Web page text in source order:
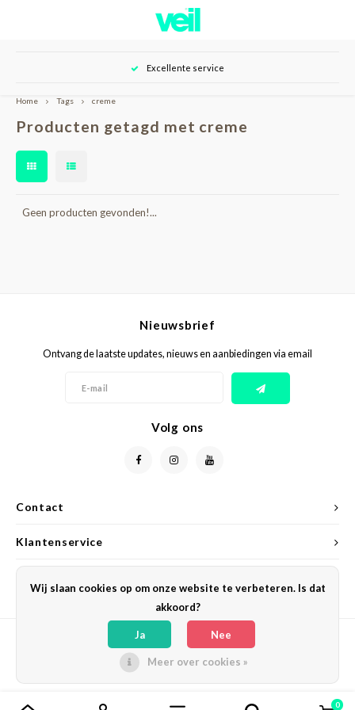
Hoofdmenu / shop
Nieuwe klant
Huid camouflage
Huidverzorging
Hoofdmenu / over veil
Onze klanten
Tutorials
Resultaten
0
Excellente service
Home Tags creme
Producten getagd met creme
Geen producten gevonden!...
Contact
Nieuwsbrief
Ontvang de laatste updates, nieuws en aanbiedingen via email
Volg ons
Klantenservice
© Copyright 2026 Veil Cover Cream - Powered byLightspeed
Wij slaan cookies op om onze website te verbeteren. Is dat
akkoord?
Ja Nee
Meer over cookies »